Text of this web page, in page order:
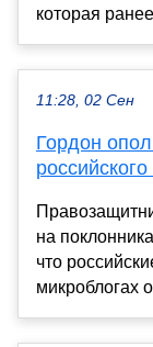
которая
11:28, 02 Сен
Гордон
на
что
микроблогах